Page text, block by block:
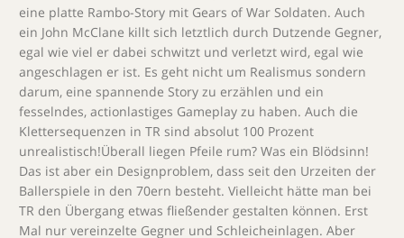
eine platte Rambo-Story mit Gears of War Soldaten. Auch
ein John McClane killt sich letztlich durch Dutzende Gegner,
egal wie viel er dabei schwitzt und verletzt wird, egal wie
angeschlagen er ist. Es geht nicht um Realismus sondern
darum, eine spannende Story zu erzählen und ein
fesselndes, actionlastiges Gameplay zu haben. Auch die
Klettersequenzen in TR sind absolut 100 Prozent
unrealistisch!Überall liegen Pfeile rum? Was ein Blödsinn!
Das ist aber ein Designproblem, dass seit den Urzeiten der
Ballerspiele in den 70ern besteht. Vielleicht hätte man bei
TR den Übergang etwas fließender gestalten können. Erst
Mal nur vereinzelte Gegner und Schleicheinlagen. Aber